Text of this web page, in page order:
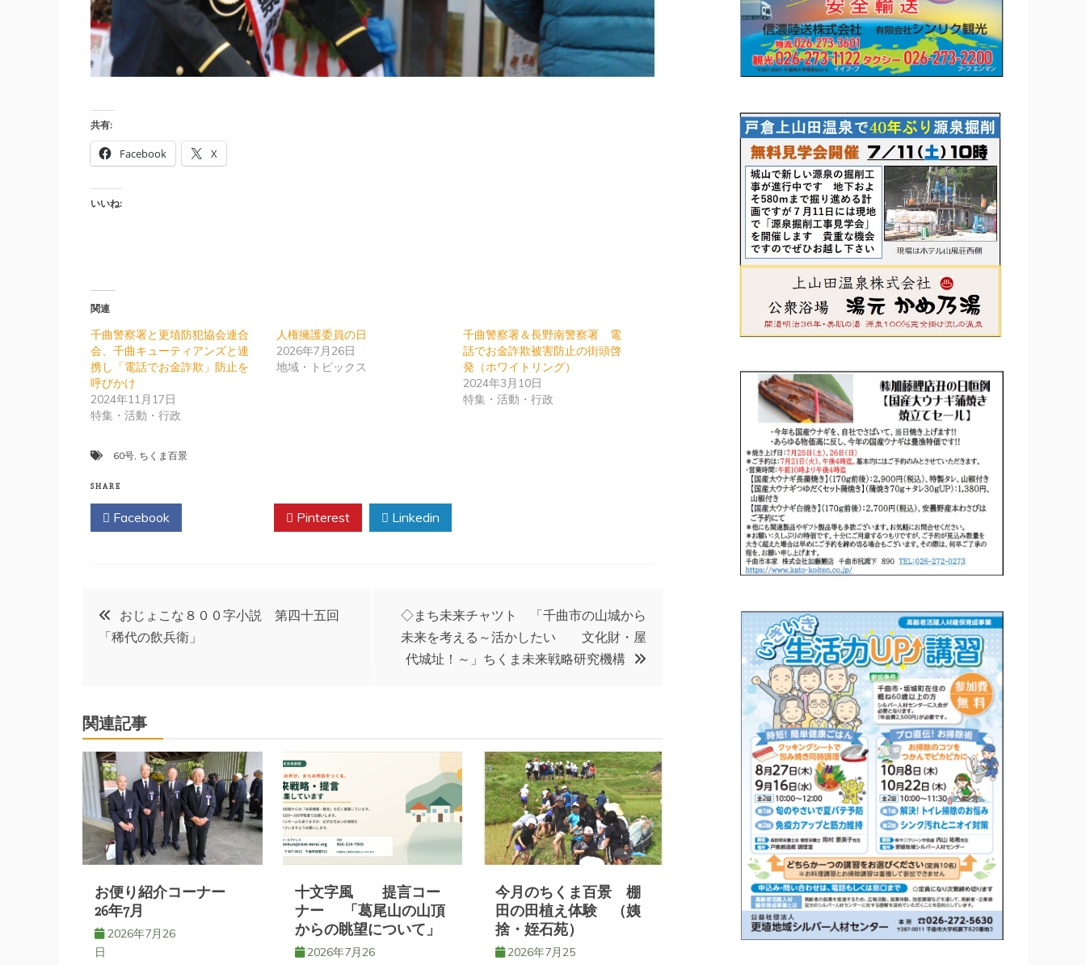
共有:
Facebook X
いいね:
関連
千曲警察署と更埴防犯協会連合
会、千曲キューティアンズと連
携し「電話でお金詐欺」防止を
呼びかけ
2024年11月17日
特集・活動・行政
人権擁護委員の日
2026年7月26日
地域・トピックス
千曲警察署＆長野南警察署 電
話でお金詐欺被害防止の街頭啓
発（ホワイトリング）
2024年3月10日
特集・活動・行政
60号 ちくま百景
SHARE
Facebook Pinterest Linkedin
投
ビ
ゲ
ー
シ
ョ
ン
おじょこな８００字小説 第四十五回
「稀代の飲兵衛」
◇まち未来チャツト 「千曲市の山城から
未来を考える～活かしたい 文化財・屋
代城址！～」ちくま未来戦略研究機構
関連記事
お便り紹介コーナー
26年7月
2026年7月26
日
十文字風 提言コー
ナー 「葛尾山の山頂
からの眺望について」
2026年7月26
今月のちくま百景 棚
田の田植え体験 （姨
捨・姪石苑）
2026年7月25